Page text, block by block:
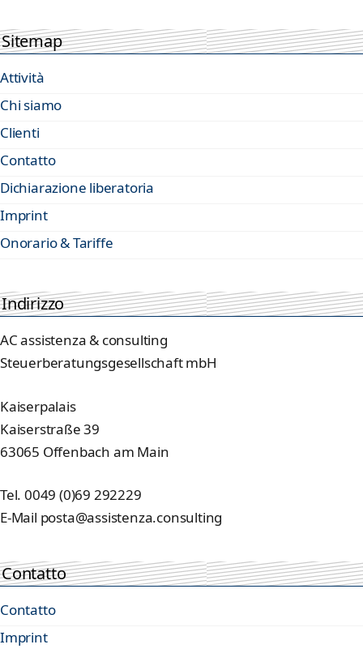
Sitemap
Attività
Chi siamo
Clienti
Contatto
Dichiarazione liberatoria
Imprint
Onorario & Tariffe
Indirizzo
AC assistenza & consulting
Steuerberatungsgesellschaft mbH
Kaiserpalais
Kaiserstraße 39
63065 Offenbach am Main
Tel. 0049 (0)69 292229
E-Mail posta@assistenza.consulting
Contatto
Contatto
Imprint